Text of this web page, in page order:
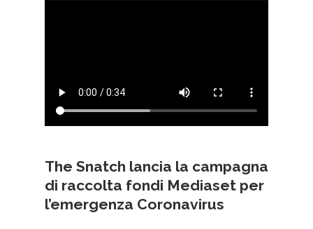
The Snatch lancia la campagna
di raccolta fondi Mediaset per
l’emergenza Coronavirus